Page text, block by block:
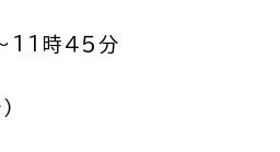
～11時４５分